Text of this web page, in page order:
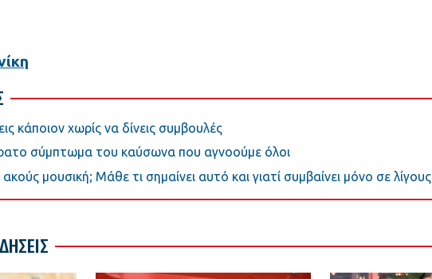
κάποιον χωρίς να δίνεις συμβουλές
σύμπτωμα του καύσωνα που αγνοούμε όλοι
ακούς μουσική; Μάθε τι σημαίνει αυτό και γιατί συμβαίνει μόνο σε λίγους